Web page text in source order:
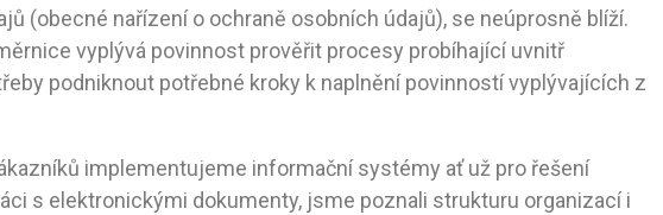
(obecné nařízení o ochraně osobních údajů), se neúprosně blíží.
vyplývá povinnost prověřit procesy probíhající uvnitř
podniknout potřebné kroky k naplnění povinností vyplývajících z
implementujeme informační systémy ať už pro řešení
s elektronickými dokumenty, jsme poznali strukturu organizací i